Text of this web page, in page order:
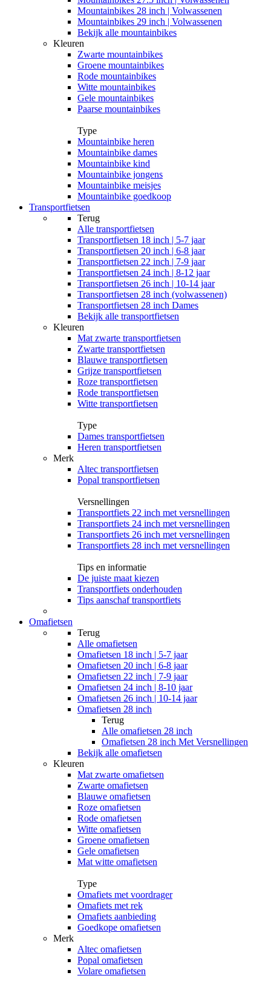
Mountainbikes 28 inch | Volwassenen
Mountainbikes 29 inch | Volwassenen
Bekijk alle mountainbikes
Kleuren
Zwarte mountainbikes
Groene mountainbikes
Rode mountainbikes
Witte mountainbikes
Gele mountainbikes
Paarse mountainbikes
Type
Mountainbike heren
Mountainbike dames
Mountainbike kind
Mountainbike jongens
Mountainbike meisjes
Mountainbike goedkoop
Transportfietsen
Terug
Alle transportfietsen
Transportfietsen 18 inch | 5-7 jaar
Transportfietsen 20 inch | 6-8 jaar
Transportfietsen 22 inch | 7-9 jaar
Transportfietsen 24 inch | 8-12 jaar
Transportfietsen 26 inch | 10-14 jaar
Transportfietsen 28 inch (volwassenen)
Transportfietsen 28 inch Dames
Bekijk alle transportfietsen
Kleuren
Mat zwarte transportfietsen
Zwarte transportfietsen
Blauwe transportfietsen
Grijze transportfietsen
Roze transportfietsen
Rode transportfietsen
Witte transportfietsen
Type
Dames transportfietsen
Heren transportfietsen
Merk
Altec transportfietsen
Popal transportfietsen
Versnellingen
Transportfiets 22 inch met versnellingen
Transportfiets 24 inch met versnellingen
Transportfiets 26 inch met versnellingen
Transportfiets 28 inch met versnellingen
Tips en informatie
De juiste maat kiezen
Transportfiets onderhouden
Tips aanschaf transportfiets
Omafietsen
Terug
Alle omafietsen
Omafietsen 18 inch | 5-7 jaar
Omafietsen 20 inch | 6-8 jaar
Omafietsen 22 inch | 7-9 jaar
Omafietsen 24 inch | 8-10 jaar
Omafietsen 26 inch | 10-14 jaar
Omafietsen 28 inch
Terug
Alle omafietsen 28 inch
Omafietsen 28 inch Met Versnellingen
Bekijk alle omafietsen
Kleuren
Mat zwarte omafietsen
Zwarte omafietsen
Blauwe omafietsen
Roze omafietsen
Rode omafietsen
Witte omafietsen
Groene omafietsen
Gele omafietsen
Mat witte omafietsen
Type
Omafiets met voordrager
Omafiets met rek
Omafiets aanbieding
Goedkope omafietsen
Merk
Altec omafietsen
Popal omafietsen
Volare omafietsen